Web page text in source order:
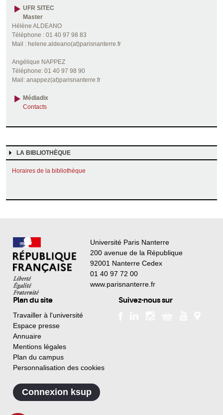
UFR SITEC
Master
Hélène ALDEANO
Téléphone : 01 40 97 98 83
Mail : helene.aldeano(at)parisnanterre.fr
Angélique NAPPEZ
Téléphone: 01 40 97 98 90
Mail: anappez(at)parisnanterre.fr
Médiadix
Contacts
LA BIBLIOTHÈQUE
Horaires de la bibliothèque
Université Paris Nanterre
200 avenue de la République
92001 Nanterre Cedex
01 40 97 72 00
www.parisnanterre.fr
Plan du site
Travailler à l'université
Espace presse
Annuaire
Mentions légales
Plan du campus
Personnalisation des cookies
Suivez-nous sur
Connexion ksup